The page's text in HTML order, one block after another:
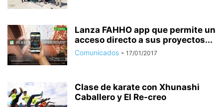
Lanza FAHHO app que permite un
acceso directo a sus proyectos...
Comunicados - 17/01/2017
Clase de karate con Xhunashi
Caballero y El Re-creo